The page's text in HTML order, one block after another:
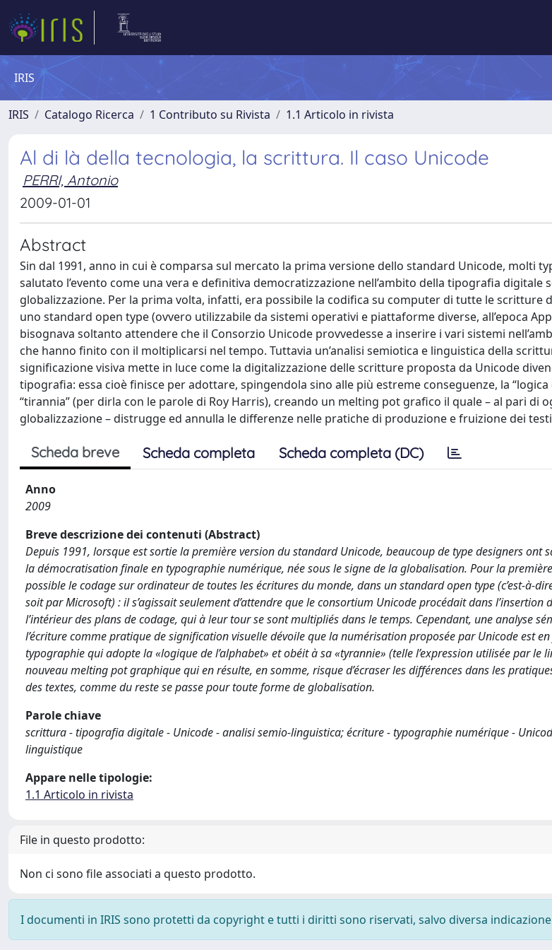
IRIS
IRIS Catalogo Ricerca 1 Contributo su Rivista 1.1 Articolo in rivista
Al di là della tecnologia, la scrittura. Il caso Unicode
PERRI, Antonio
2009-01-01
Abstract
Sin dal 1991, anno in cui è comparsa sul mercato la prima versione dello standard Unicode, molti
salutato l’evento come una vera e definitiva democratizzazione nell’ambito della tipografia digitale
globalizzazione. Per la prima volta, infatti, era possibile la codifica su computer di tutte le scritture
uno standard open type (ovvero utilizzabile da sistemi operativi e piattaforme diverse, all’epoca
bisognava soltanto attendere che il Consorzio Unicode provvedesse a inserire i vari sistemi
che hanno finito con il moltiplicarsi nel tempo. Tuttavia un’analisi semiotica e linguistica della
significazione visiva mette in luce come la digitalizzazione delle scritture proposta da Unicode
tipografia: essa cioè finisce per adottare, spingendola sino alle più estreme conseguenze, la “logica
“tirannia” (per dirla con le parole di Roy Harris), creando un melting pot grafico il quale – al pari di
globalizzazione – distrugge ed annulla le differenze nelle pratiche di produzione e fruizione dei
Scheda breve Scheda completa Scheda completa (DC)
Anno
2009
Breve descrizione dei contenuti (Abstract)
Depuis 1991, lorsque est sortie la première version du standard Unicode, beaucoup de type designers ont
la démocratisation finale en typographie numérique, née sous le signe de la globalisation. Pour la
possible le codage sur ordinateur de toutes les écritures du monde, dans un standard open type (c’est-à-
soit par Microsoft) : il s’agissait seulement d’attendre que le consortium Unicode procédait dans l’insertion
l’intérieur des plans de codage, qui à leur tour se sont multipliés dans le temps. Cependant, une analyse
l’écriture comme pratique de signification visuelle dévoile que la numérisation proposée par Unicode est
typographie qui adopte la «logique de l’alphabet» et obéit à sa «tyrannie» (telle l’expression utilisée par le
nouveau melting pot graphique qui en résulte, en somme, risque d’écraser les différences dans les
des textes, comme du reste se passe pour toute forme de globalisation.
Parole chiave
scrittura - tipografia digitale - Unicode - analisi semio-linguistica; écriture - typographie numérique -
linguistique
Appare nelle tipologie:
1.1 Articolo in rivista
File in questo prodotto:
Non ci sono file associati a questo prodotto.
I documenti in IRIS sono protetti da copyright e tutti i diritti sono riservati, salvo diversa